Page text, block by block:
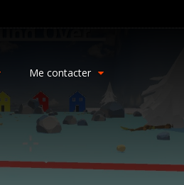
Me contacter